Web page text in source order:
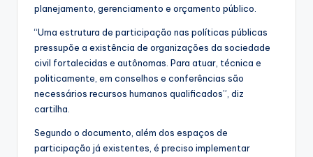
planejamento, gerenciamento e orçamento público.
“Uma estrutura de participação nas políticas públicas
pressupõe a existência de organizações da sociedade
civil fortalecidas e autônomas. Para atuar, técnica e
politicamente, em conselhos e conferências são
necessários recursos humanos qualificados”, diz
cartilha.
Segundo o documento, além dos espaços de
participação já existentes, é preciso implementar